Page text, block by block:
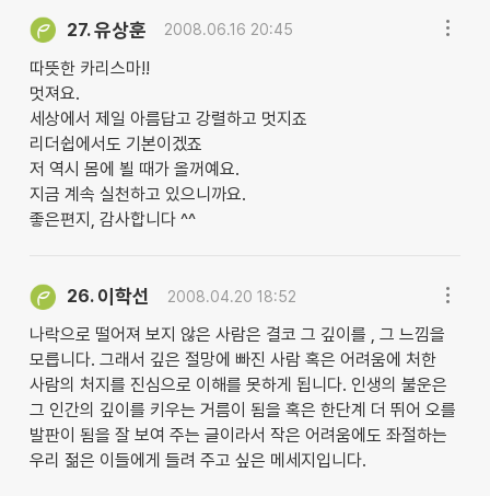
27.유상훈 2008.06.16 20:45
따뜻한 카리스마!!
멋져요.
세상에서 제일 아름답고 강렬하고 멋지죠
리더쉽에서도 기본이겠죠
저 역시 몸에 뵐 때가 올꺼예요.
지금 계속 실천하고 있으니까요.
좋은편지, 감사합니다 ^^
26. 이학선 2008.04.20 18:52
나락으로 떨어져 보지 않은 사람은 결코 그 깊이를 , 그 느낌을
모릅니다. 그래서 깊은 절망에 빠진 사람 혹은 어려움에 처한
사람의 처지를 진심으로 이해를 못하게 됩니다. 인생의 불운은
그 인간의 깊이를 키우는 거름이 됨을 혹은 한단계 더 뛰어 오를
발판이 됨을 잘 보여 주는 글이라서 작은 어려움에도 좌절하는
우리 젊은 이들에게 들려 주고 싶은 메세지입니다.